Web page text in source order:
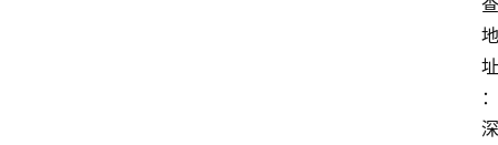
查
地
址
：
深